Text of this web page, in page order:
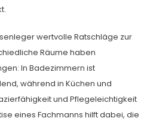
wertvolle Ratschläge zur
Räume haben
In Badezimmern ist
während in Küchen und
und Pflegeleichtigkeit
eines Fachmanns hilft dabei, die